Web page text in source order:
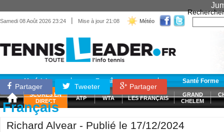
Samedi 08 Août 2026 23:24 | Mise à jour 21:08 Météo
Rechercher
Matériel Entraînement Santé Forme
SCORES EN
DIRECT
ATP WTA LES FRANÇAIS
GRAND
CHELEM
Partager Tweeter Partager
Français
Richard Alvear - Publié le 17/12/2024